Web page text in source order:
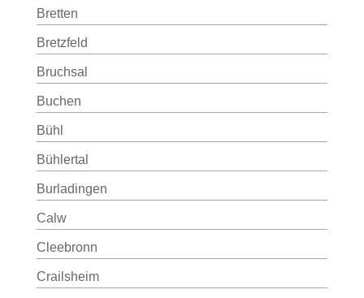
Bretten
Bretzfeld
Bruchsal
Buchen
Bühl
Bühlertal
Burladingen
Calw
Cleebronn
Crailsheim